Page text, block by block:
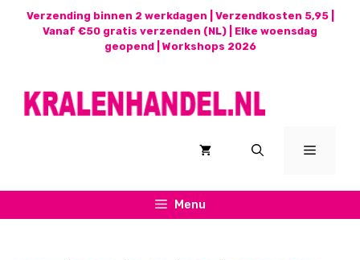
Verzending binnen 2 werkdagen | Verzendkosten 5,95 |
Vanaf €50 gratis verzenden (NL) | Elke woensdag
geopend | Workshops 2026
Menu
Menu